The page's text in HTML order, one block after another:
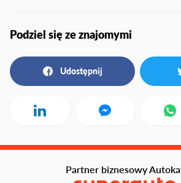
Podziel się ze znajomymi
Udostępnij
Partner biznesowy